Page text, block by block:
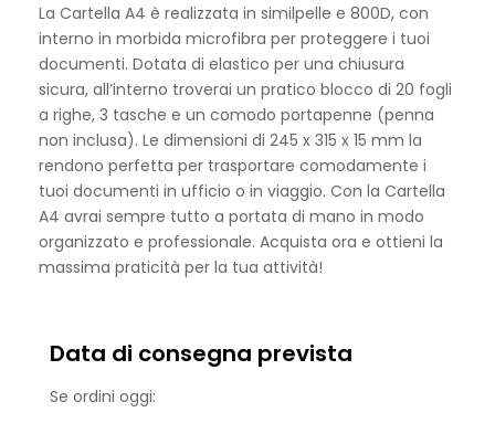
La Cartella A4 è realizzata in similpelle e 800D, con
interno in morbida microfibra per proteggere i tuoi
documenti. Dotata di elastico per una chiusura
sicura, all’interno troverai un pratico blocco di 20 fogli
a righe, 3 tasche e un comodo portapenne (penna
non inclusa). Le dimensioni di 245 x 315 x 15 mm la
rendono perfetta per trasportare comodamente i
tuoi documenti in ufficio o in viaggio. Con la Cartella
A4 avrai sempre tutto a portata di mano in modo
organizzato e professionale. Acquista ora e ottieni la
massima praticità per la tua attività!
Data di consegna prevista
Se ordini oggi: